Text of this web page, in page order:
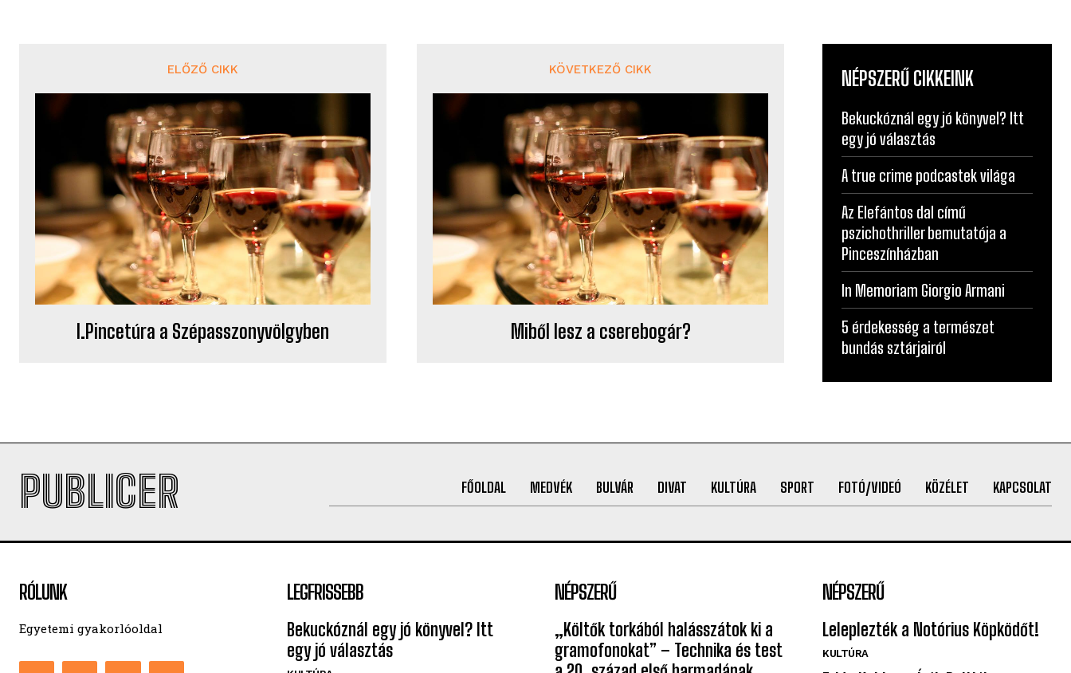
ELŐZŐ CIKK
I.Pincetúra a Szépasszonyvölgyben
KÖVETKEZŐ CIKK
Miből lesz a cserebogár?
NÉPSZERŰ CIKKEINK
Bekuckóznál egy jó könyvel? Itt
egy jó választás
A true crime podcastek világa
Az Elefántos dal című
pszichothriller bemutatója a
Pinceszínházban
In Memoriam Giorgio Armani
5 érdekesség a természet
bundás sztárjairól
PUBLICER FŐOLDAL MEDVÉK BULVÁR DIVAT KULTÚRA SPORT FOTÓ/VIDEÓ KÖZÉLET KAPCSOLAT
RÓLUNK
Egyetemi gyakorlóoldal
LEGFRISSEBB
Bekuckóznál egy jó könyvel? Itt
egy jó választás
NÉPSZERŰ
„Költők torkából halásszátok ki a
gramofonokat” – Technika és test
NÉPSZERŰ
Leleplezték a Notórius Köpködőt!
KULTÚRA